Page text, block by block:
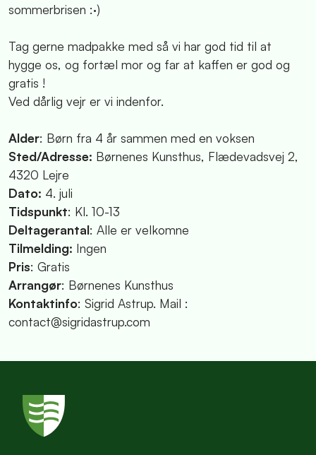
sommerbrisen :·)
Tag gerne madpakke med så vi har god tid til at
hygge os, og fortæl mor og far at kaffen er god og
gratis !
Ved dårlig vejr er vi indenfor.
Alder: Børn fra 4 år sammen med en voksen
Sted/Adresse: Børnenes Kunsthus, Flædevadsvej 2,
4320 Lejre
Dato: 4. juli
Tidspunkt: Kl. 10-13
Deltagerantal: Alle er velkomne
Tilmelding: Ingen
Pris: Gratis
Arrangør: Børnenes Kunsthus
Kontaktinfo: Sigrid Astrup. Mail :
contact@sigridastrup.com